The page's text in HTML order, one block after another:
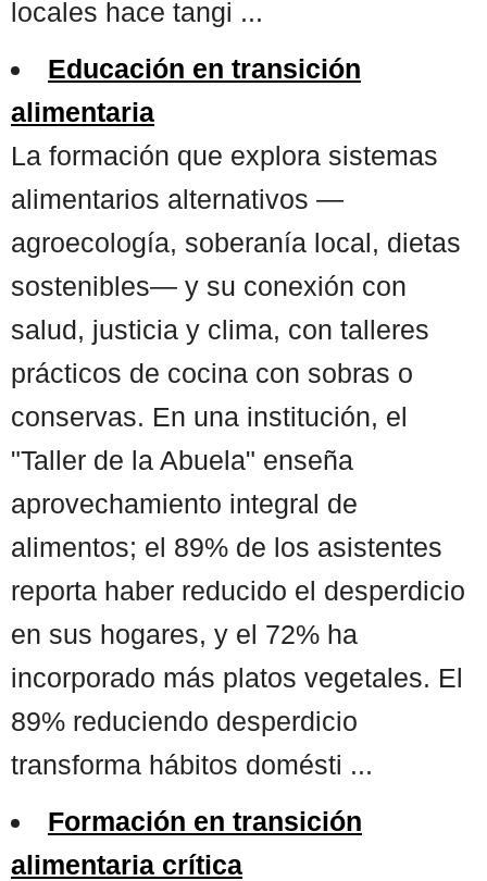
locales hace tangi ...
Educación en transición
alimentaria
La formación que explora sistemas
alimentarios alternativos —
agroecología, soberanía local, dietas
sostenibles— y su conexión con
salud, justicia y clima, con talleres
prácticos de cocina con sobras o
conservas. En una institución, el
"Taller de la Abuela" enseña
aprovechamiento integral de
alimentos; el 89% de los asistentes
reporta haber reducido el desperdicio
en sus hogares, y el 72% ha
incorporado más platos vegetales. El
89% reduciendo desperdicio
transforma hábitos domésti ...
Formación en transición
alimentaria crítica